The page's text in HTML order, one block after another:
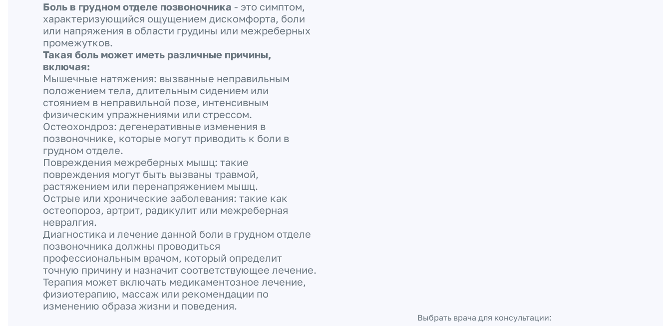
Боль в грудном отделе позвоночника - это симптом,
характеризующийся ощущением дискомфорта, боли
или напряжения в области грудины или межреберных
промежутков.
Такая боль может иметь различные причины,
включая:
Мышечные натяжения: вызванные неправильным
положением тела, длительным сидением или
стоянием в неправильной позе, интенсивным
физическим упражнениями или стрессом.
Остеохондроз: дегенеративные изменения в
позвоночнике, которые могут приводить к боли в
грудном отделе.
Повреждения межреберных мышц: такие
повреждения могут быть вызваны травмой,
растяжением или перенапряжением мышц.
Острые или хронические заболевания: такие как
остеопороз, артрит, радикулит или межреберная
невралгия.
Диагностика и лечение данной боли в грудном отделе
позвоночника должны проводиться
профессиональным врачом, который определит
точную причину и назначит соответствующее лечение.
Терапия может включать медикаментозное лечение,
физиотерапию, массаж или рекомендации по
изменению образа жизни и поведения.
Выбрать врача для консультации: